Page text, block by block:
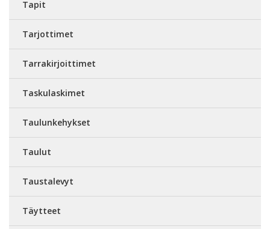
Tapit
Tarjottimet
Tarrakirjoittimet
Taskulaskimet
Taulunkehykset
Taulut
Taustalevyt
Täytteet